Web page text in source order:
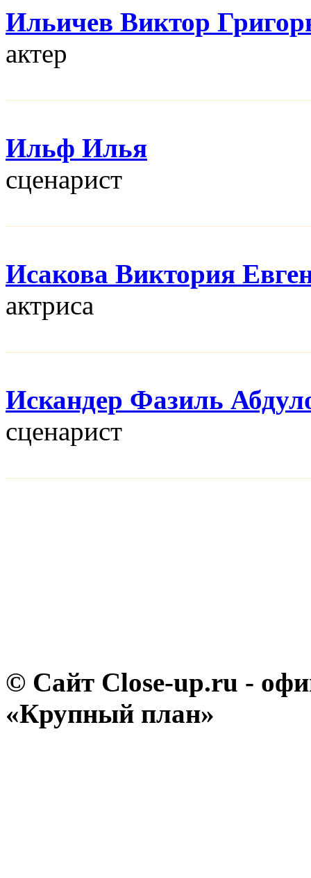
Ильичев Виктор
актер
Ильф Илья
сценарист
Исакова Виктория
актриса
Искандер Фазиль
сценарист
© Сайт Close-up.ru -
«Крупный план»